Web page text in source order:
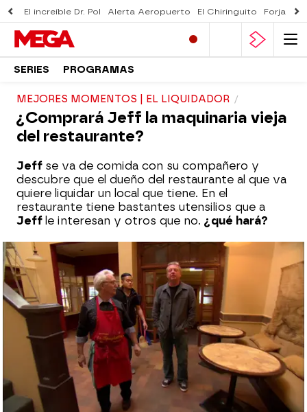
El increíble Dr. Pol Alerta Aeropuerto El Chiringuito Forjado
SERIES PROGRAMAS
MEJORES MOMENTOS | EL LIQUIDADOR
¿Comprará Jeff la maquinaria vieja
del restaurante?
Jeff se va de comida con su compañero y
descubre que el dueño del restaurante al que va
quiere liquidar un local que tiene. En el
restaurante tiene bastantes utensilios que a
Jeff le interesan y otros que no. ¿qué hará?
mega
Madrid
Publicado: 14 de febrero de 2018, 18:15